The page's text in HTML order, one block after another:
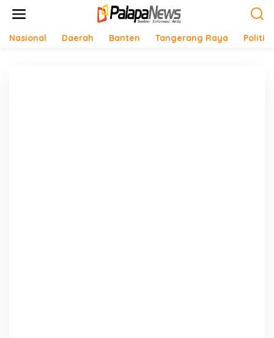
Nasional Daerah Banten Tangerang Raya Politik